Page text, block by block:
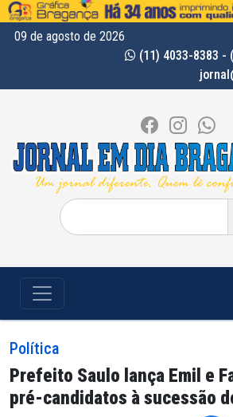
09 de agosto de 2026
(11) 4033-8383 -
Pesquisar
por:
Política
Prefeito Saulo lança Emil e
pré-candidatos à sucessão